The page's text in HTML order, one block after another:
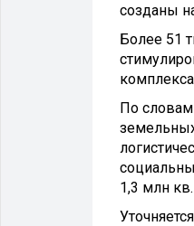
созданы
Более 51
По
1,3 млн